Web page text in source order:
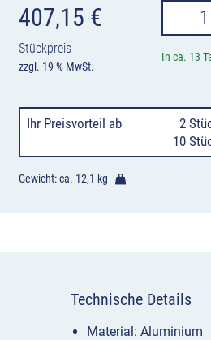
407,15 €
Stückpreis
zzgl. 19 % MwSt.
521-
ohne
In ca. 13
Ihr Preisvorteil ab 2
10
Gewicht: ca. 12,1 kg
Technische Details
Material: Aluminium